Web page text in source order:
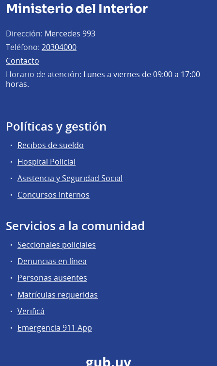
Ministerio del Interior
Dirección: Mercedes 993
Teléfono: 20304000
Contacto
Horario de atención: Lunes a viernes de 09:00 a 17:00
horas.
Políticas y gestión
Recibos de sueldo
Hospital Policial
Asistencia y Seguridad Social
Concursos Internos
Servicios a la comunidad
Seccionales policiales
Denuncias en línea
Personas ausentes
Matrículas requeridas
Verificá
Emergencia 911 App